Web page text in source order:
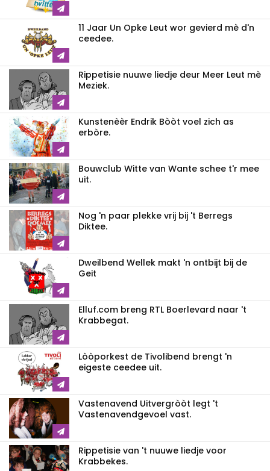
11 Jaar Un Opke Leut wor gevierd mè d'n
ceedee.
Rippetisie nuuwe liedje deur Meer Leut mè
Meziek.
Kunstenèèr Endrik Bòòt voel zich as
erbòre.
Bouwclub Witte van Wante schee t'r mee
uit.
Nog 'n paar plekke vrij bij 't Berregs
Diktee.
Dweilbend Wellek makt 'n ontbijt bij de
Geit
Elluf.com breng RTL Boerlevard naar 't
Krabbegat.
Lòòporkest de Tivolibend brengt 'n
eigeste ceedee uit.
Vastenavend Uitvergròòt legt 't
Vastenavendgevoel vast.
Rippetisie van 't nuuwe liedje voor
Krabbekes.